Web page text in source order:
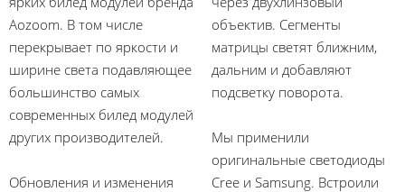
Aozoom. В том числе
перекрывает по яркости и
ширине света подавляющее
большинство самых
современных билед модулей
других производителей.
Обновления и изменения
объектив. Сегменты
матрицы светят ближним,
дальним и добавляют
подсветку поворота.
Мы применили
оригинальные светодиоды
Cree и Samsung. Встроили